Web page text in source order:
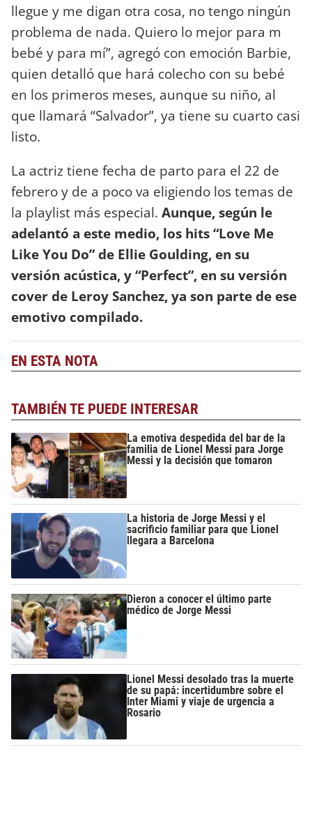
llegue y me digan otra cosa, no tengo ningún
problema de nada. Quiero lo mejor para m
bebé y para mí”, agregó con emoción Barbie,
quien detalló que hará colecho con su bebé
en los primeros meses, aunque su niño, al
que llamará “Salvador”, ya tiene su cuarto casi
listo.
La actriz tiene fecha de parto para el 22 de
febrero y de a poco va eligiendo los temas de
la playlist más especial. Aunque, según le
adelantó a este medio, los hits “Love Me
Like You Do” de Ellie Goulding, en su
versión acústica, y “Perfect”, en su versión
cover de Leroy Sanchez, ya son parte de ese
emotivo compilado.
EN ESTA NOTA
TAMBIÉN TE PUEDE INTERESAR
La emotiva despedida del bar de la
familia de Lionel Messi para Jorge
Messi y la decisión que tomaron
La historia de Jorge Messi y el
sacrificio familiar para que Lionel
llegara a Barcelona
Dieron a conocer el último parte
médico de Jorge Messi
Lionel Messi desolado tras la muerte
de su papá: incertidumbre sobre el
Inter Miami y viaje de urgencia a
Rosario